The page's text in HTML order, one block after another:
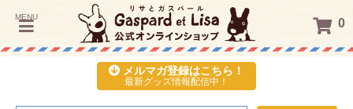
MENU 0
メルマガ登録はこちら！
最新グッズ情報配信中！